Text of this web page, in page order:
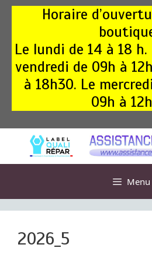
Aller
Horaire
Le lundi de 14 à 18
vendredi de 09h à
à 18h30. Le
09h à
Menu
2026_5